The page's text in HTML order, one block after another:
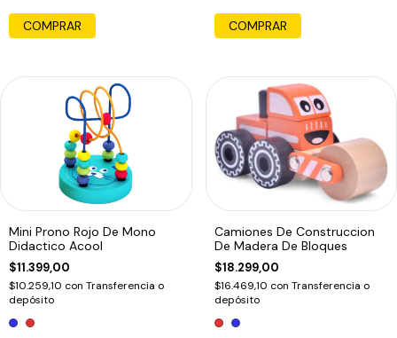
Mini Prono Rojo De Mono
Didactico Acool
$11.399,00
$10.259,10 con Transferencia o
depósito
Camiones De Construccion
De Madera De Bloques
$18.299,00
$16.469,10 con Transferencia o
depósito